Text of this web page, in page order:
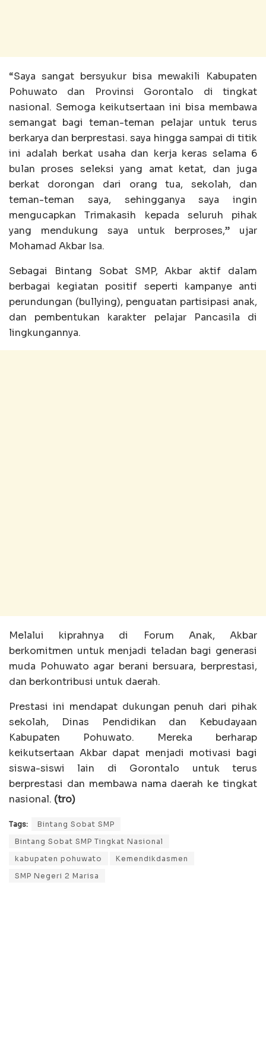
“Saya sangat bersyukur bisa mewakili Kabupaten
Pohuwato dan Provinsi Gorontalo di tingkat
nasional. Semoga keikutsertaan ini bisa membawa
semangat bagi teman-teman pelajar untuk terus
berkarya dan berprestasi. saya hingga sampai di titik
ini adalah berkat usaha dan kerja keras selama 6
bulan proses seleksi yang amat ketat, dan juga
berkat dorongan dari orang tua, sekolah, dan
teman-teman saya, sehingganya saya ingin
mengucapkan Trimakasih kepada seluruh pihak
yang mendukung saya untuk berproses,” ujar
Mohamad Akbar Isa.
Sebagai Bintang Sobat SMP, Akbar aktif dalam
berbagai kegiatan positif seperti kampanye anti
perundungan (bullying), penguatan partisipasi anak,
dan pembentukan karakter pelajar Pancasila di
lingkungannya.
Melalui kiprahnya di Forum Anak, Akbar
berkomitmen untuk menjadi teladan bagi generasi
muda Pohuwato agar berani bersuara, berprestasi,
dan berkontribusi untuk daerah.
Prestasi ini mendapat dukungan penuh dari pihak
sekolah, Dinas Pendidikan dan Kebudayaan
Kabupaten Pohuwato. Mereka berharap
keikutsertaan Akbar dapat menjadi motivasi bagi
siswa-siswi lain di Gorontalo untuk terus
berprestasi dan membawa nama daerah ke tingkat
nasional. (tro)
Tags:
Bintang Sobat SMP
Bintang Sobat SMP Tingkat Nasional
kabupaten pohuwato
Kemendikdasmen
SMP Negeri 2 Marisa